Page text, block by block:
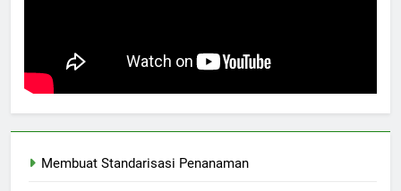
Membuat Standarisasi Penanaman